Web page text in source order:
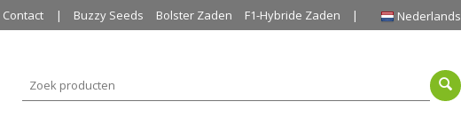
Contact Buzzy Seeds Bolster Zaden F1-Hybride Zaden Nederlands